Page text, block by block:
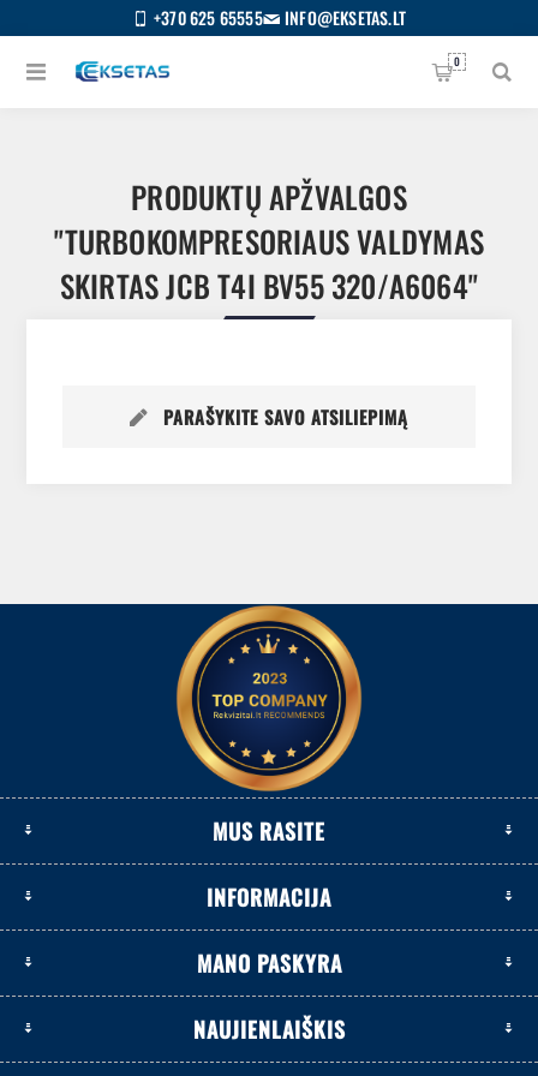
+370 625 65555 INFO@EKSETAS.LT
0
PRODUKTŲ APŽVALGOS
TURBOKOMPRESORIAUS VALDYMAS
SKIRTAS JCB T4I BV55 320/A6064
PARAŠYKITE SAVO ATSILIEPIMĄ
MUS RASITE
INFORMACIJA
MANO PASKYRA
NAUJIENLAIŠKIS